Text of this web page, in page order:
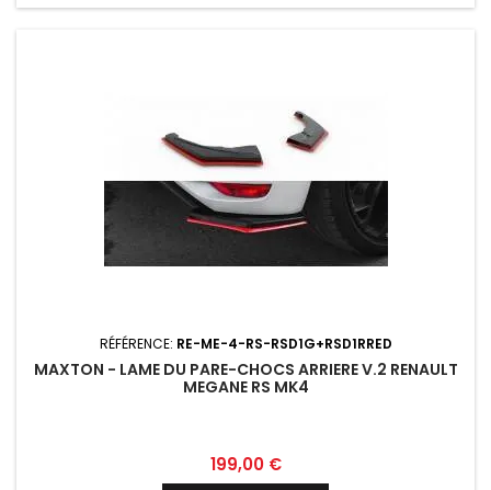
RÉFÉRENCE: RE-ME-4-RS-RSD1G+RSD1RRED
MAXTON - LAME DU PARE-CHOCS ARRIERE V.2 RENAULT
MEGANE RS MK4
Prix
199,00 €